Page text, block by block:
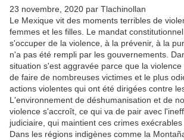
23 novembre, 2020 par Tlachinollan
Le Mexique vit des moments terribles de
femmes et les filles. Le mandat
s'occuper de la violence, à la prévenir, à la
n'a pas été rempli par les gouvernements.
situation s'est aggravée parce que la
de faire de nombreuses victimes et le plus
actions violentes qui ont été dirigées contre
L'environnement de déshumanisation et de
violence s'accroît, ce qui va de pair avec
judiciaire, qui maintient ces crimes exécrables
Dans les régions indigènes comme la